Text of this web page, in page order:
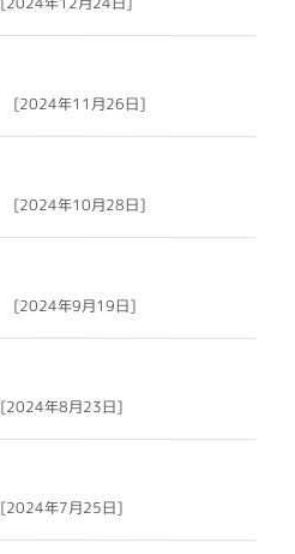
[2024年11月26日]
[2024年10月28日]
[2024年9月19日]
[2024年8月23日]
[2024年7月25日]